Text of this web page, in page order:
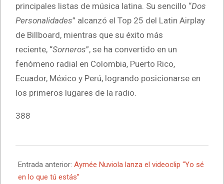
principales listas de música latina. Su sencillo “Dos
Personalidades” alcanzó el Top 25 del Latin Airplay
de Billboard, mientras que su éxito más
reciente, “Sorneros”, se ha convertido en un
fenómeno radial en Colombia, Puerto Rico,
Ecuador, México y Perú, logrando posicionarse en
los primeros lugares de la radio.
388
03-
31
Entrada anterior: Aymée Nuviola lanza el videoclip “Yo sé
en lo que tú estás”